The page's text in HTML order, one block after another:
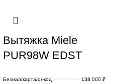
Вытяжка Miele
PUR98W EDST
Безнал/карта/qr-код
138 000 ₽